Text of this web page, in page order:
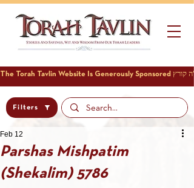
Filters
Parshas Mishpatim
(Shekalim) 5786
Feb 12